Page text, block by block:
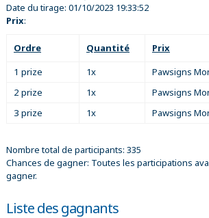
Date du tirage: 01/10/2023 19:33:52
Prix:
Ordre Quantité
Prix
1 prize
1x
Pawsigns
2 prize
1x
Pawsigns
3 prize
1x Pawsigns
Nombre total de participants: 335
Chances de gagner: Toutes les participations
gagner.
Liste des gagnants